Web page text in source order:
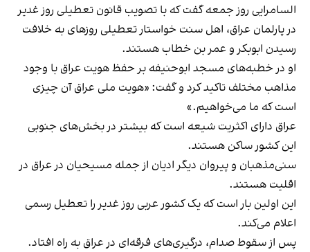
السامرایی روز جمعه گفتکه با تصویب قانون تعطیلی روز غدیر
در پارلمان عراق، اهل سنت خواستار تعطیلی روزهای به خلافت
رسیدن ابوبکر و عمر بن خطاب هستند.
او در خطبه‌های مسجد ابوحنیفه بر حفظ هویت عراق با وجود
مذاهب مختلف تاکید کرد و گفت: «هویت ملی عراق آن چیزی
است که ما می‌خواهیم.»
عراق دارای اکثریت شیعه است که بیشتر در بخش‌های جنوبی
این کشور ساکن هستند.
سنی‌مذهبان و پیروان دیگر ادیان از جمله مسیحیان در عراق در
اقلیت هستند.
این اولین بار است که یک کشور عربی روز غدیر را تعطیل رسمی
اعلام می‌کند.
پس از سقوط صدام، درگیری‌های فرقه‌ای در عراق به راه افتاد.